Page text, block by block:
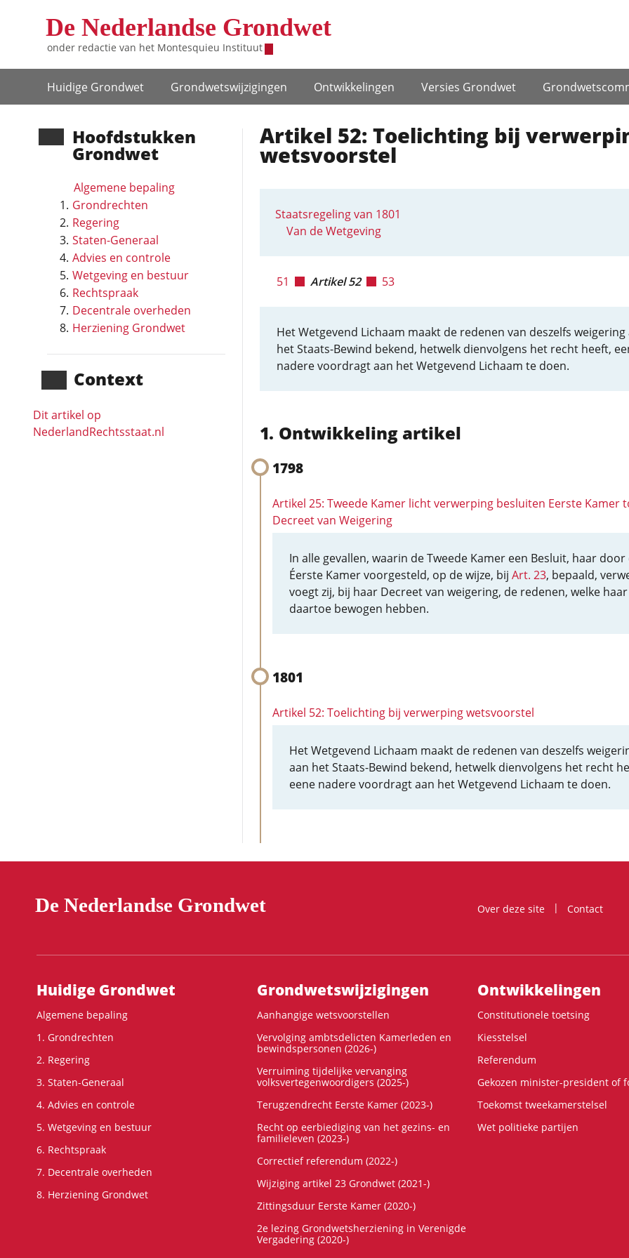
De Nederlandse Grondwet
onder redactie van het Montesquieu Instituut
Hoofdnavigatie
Huidige Grondwet Grondwets­wijzigingen Ontwikke­lingen Versies Grondwet
Hoofd­stukken
Grondwet
Algemene bepaling
Grondrechten
Regering
Staten-Generaal
Advies en controle
Wetgeving en bestuur
Rechtspraak
Decentrale overheden
Herziening Grondwet
Context
Dit artikel op
NederlandRechts­staat.nl
Artikel 52: Toelichting bij
wetsvoorstel
Staatsregeling van 1801
Van de Wetgeving
51 Artikel 52 53
Het Wetgevend Lichaam maakt de redenen van deszelfs weigering
het Staats-Bewind bekend, hetwelk dienvolgens het recht heeft,
nadere voordragt aan het Wetgevend Lichaam te doen.
Ontwikkeling artikel
1798
Artikel 25: Tweede Kamer licht verwerping besluiten Eerste Kamer
Decreet van Weigering
In alle gevallen, waarin de Tweede Kamer een Besluit, haar door
Éerste Kamer voorgesteld, op de wijze, bij Art. 23, bepaald,
voegt zij, bij haar Decreet van weigering, de redenen, welke haar
daartoe bewogen hebben.
1801
Artikel 52: Toelichting bij verwerping wetsvoorstel
Het Wetgevend Lichaam maakt de redenen van deszelfs
aan het Staats-Bewind bekend, hetwelk dienvolgens het recht
eene nadere voordragt aan het Wetgevend Lichaam te doen.
De Nederlandse Grondwet Over deze site
Contact
Hoofdnavigatie
Huidige Grondwet
Algemene bepaling
1. Grondrechten
2. Regering
3. Staten-Generaal
4. Advies en controle
5. Wetgeving en bestuur
6. Rechtspraak
7. Decentrale overheden
8. Herziening Grondwet
Grondwets­wijzigingen
Aanhangige wetsvoorstellen
Vervolging ambtsdelicten Kamerleden en
bewindspersonen (2026-)
Verruiming tijdelijke vervanging
volksvertegenwoordigers (2025-)
Terugzendrecht Eerste Kamer (2023-)
Recht op eerbiediging van het gezins- en
familieleven (2023-)
Correctief referendum (2022-)
Wijziging artikel 23 Grondwet (2021-)
Zittingsduur Eerste Kamer (2020-)
2e lezing Grondwetsherziening in Verenigde
Vergadering (2020-)
Ontwikke­lingen
Constitutionele toetsing
Kiesstelsel
Referendum
Gekozen minister-president of
Toekomst tweekamerstelsel
Wet politieke partijen